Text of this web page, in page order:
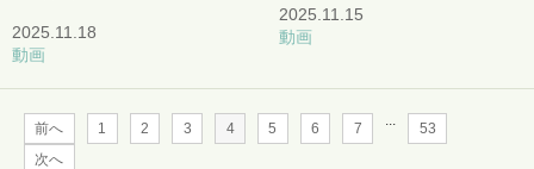
2025.11.18
動画
2025.11.15
動画
前へ 1 2 3 4 5 6 7 ...
53
次へ